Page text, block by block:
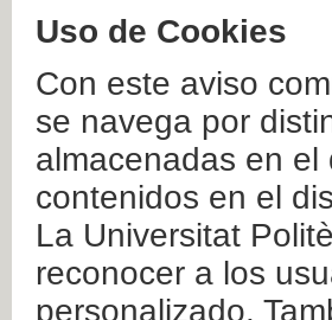
Uso de Cookies
Con este aviso
se navega por
almacenadas en
contenidos en el
La Universitat
reconocer a los
personalizado.